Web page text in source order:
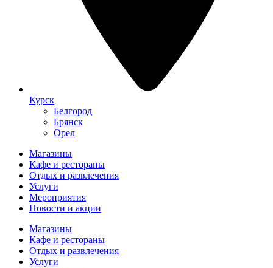
Курск
Белгород
Брянск
Орел
Магазины
Кафе и рестораны
Отдых и развлечения
Услуги
Мероприятия
Новости и акции
Магазины
Кафе и рестораны
Отдых и развлечения
Услуги